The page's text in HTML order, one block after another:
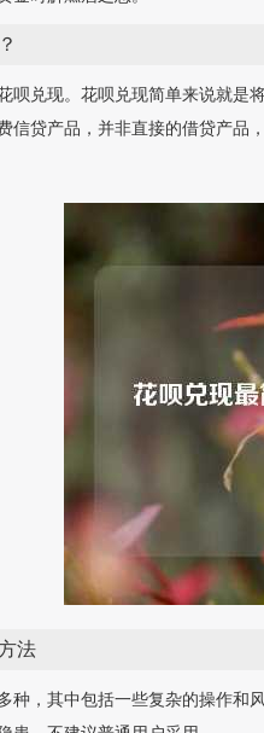
呗兑现。花呗兑现简单来说就是
信贷产品，并非直接的借贷产品
法
种，其中包括一些复杂的操作和